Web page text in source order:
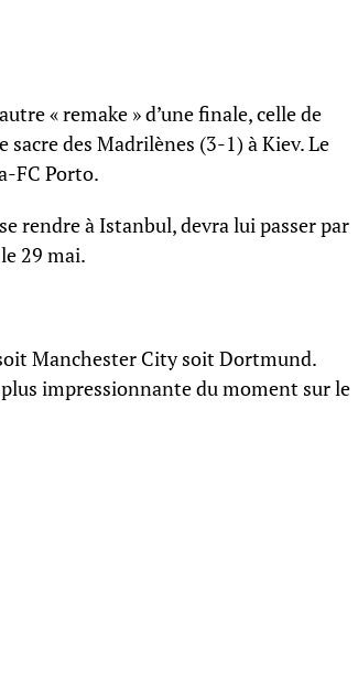
« remake » d’une finale, celle de
des Madrilènes (3-1) à Kiev. Le
FC Porto.
rendre à Istanbul, devra lui passer par
29 mai.
Manchester City soit Dortmund.
impressionnante du moment sur le